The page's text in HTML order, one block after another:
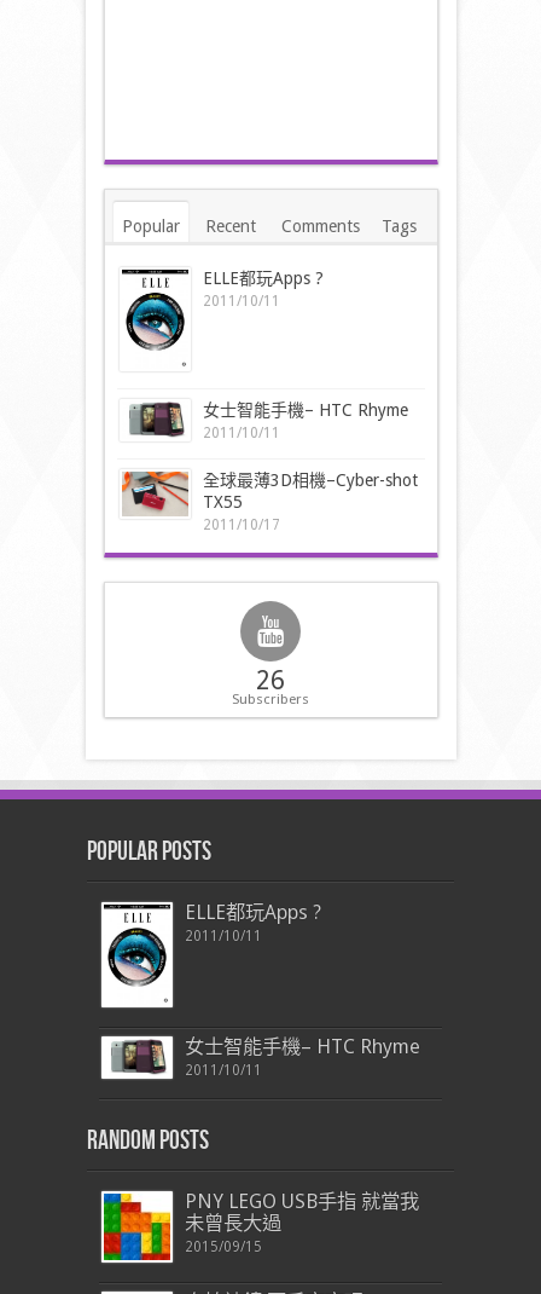
Popular Recent Comments Tags
ELLE都玩Apps ?
2011/10/11
女士智能手機– HTC Rhyme
2011/10/11
全球最薄3D相機–Cyber-shot
TX55
2011/10/17
26
Subscribers
Popular Posts
ELLE都玩Apps ?
2011/10/11
女士智能手機– HTC Rhyme
2011/10/11
Random Posts
PNY LEGO USB手指 就當我
未曾長大過
2015/09/15